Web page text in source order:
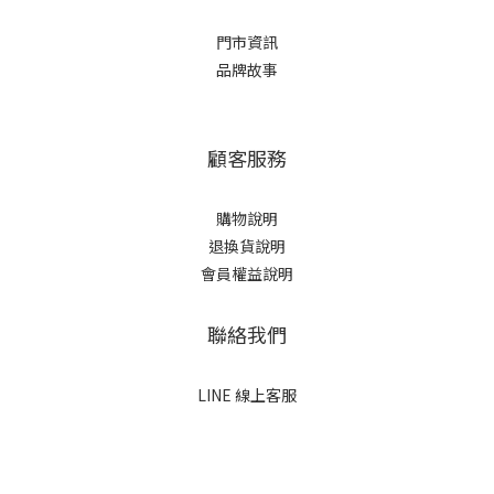
門市資訊
品牌故事
顧客服務
購物說明
退換貨說明
會員權益說明
聯絡我們
LINE 線上客服